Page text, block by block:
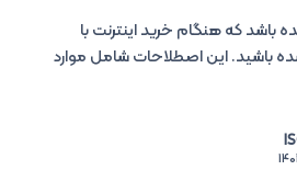
که هنگام خرید اینترنت با
باشید. این اصطلاحات شامل موارد